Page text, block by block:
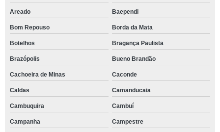
Areado Baependi
Bom Repouso Borda da Mata
Botelhos Bragança Paulista
Brazópolis Bueno Brandão
Cachoeira de Minas Caconde
Caldas Camanducaia
Cambuquira Cambuí
Campanha Campestre